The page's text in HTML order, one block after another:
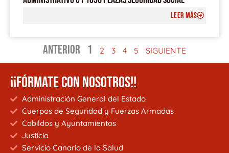
LEER MÁS
ANTERIOR 1 2 3 4 5 SIGUIENTE
¡¡FÓRMATE CON NOSOTROS!!
Administración General del Estado
Cuerpos de Seguridad y Fuerzas Armadas
Cabildos y Ayuntamientos
Justicia
Servicio Canario de la Salud